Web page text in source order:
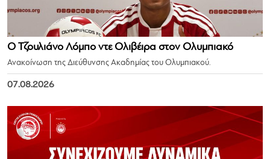
Ο Τζουλιάνο Λόμπο ντε Ολιβέιρα στον Ολυμπιακό
Ανακοίνωση της Διεύθυνσης Ακαδημίας του Ολυμπιακού.
07.08.2026